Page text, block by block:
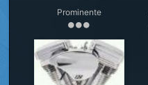
Prominente